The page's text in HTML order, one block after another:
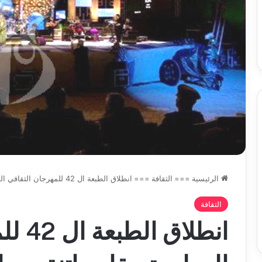
الرئيسية === الثقافة === انطلاق الطبعة ال 42 للمهرجان الثقافي الدولي تيمقاد بباتنة مساء ال 27 يوليو الجاري
الثقافة
وزو تستذكر الفنانين عبد الرحمان
ومحند أكلي بلخير
نهاية
سبتمبر
القادم
2026-08-07
عنابة تستقطب
النسوي نهاية سبتمبر